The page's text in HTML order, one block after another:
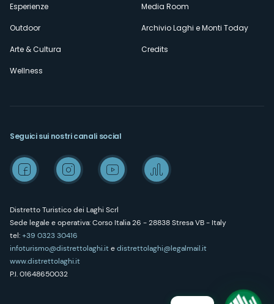
Esperienze
Outdoor
Arte & Cultura
Wellness
Media Room
Archivio Laghi e Monti Today
Credits
Distretto Turistico dei Laghi Scrl
Sede legale e operativa: Corso Italia 26 - 28838 Stresa VB - Italy
tel:+39 0323 30416
infoturismo@distrettolaghi.itedistrettolaghi@legalmail.it
www.distrettolaghi.it
P.I. 01648650032
Seguici sui nostri canali social